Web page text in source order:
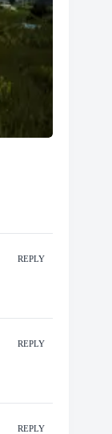
REPLY
REPLY
REPLY